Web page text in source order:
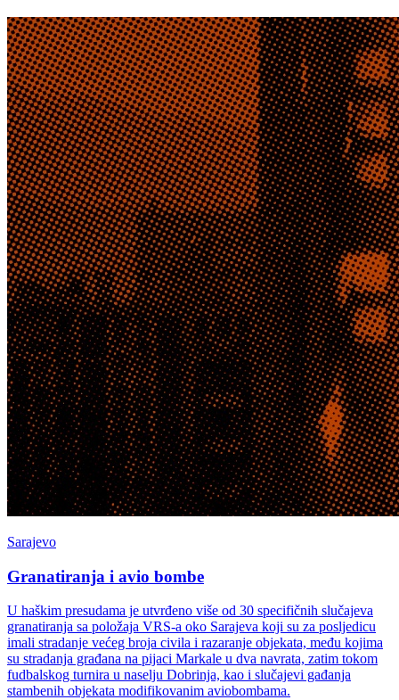
Sarajevo
Granatiranja i avio bombe
U haškim presudama je utvrđeno više od 30 specifičnih slučajeva
granatiranja sa položaja VRS-a oko Sarajeva koji su za posljedicu
imali stradanje većeg broja civila i razaranje objekata, među kojima
su stradanja građana na pijaci Markale u dva navrata, zatim tokom
fudbalskog turnira u naselju Dobrinja, kao i slučajevi gađanja
stambenih objekata modifikovanim aviobombama.